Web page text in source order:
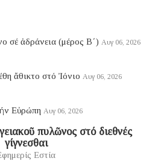
σέ ἀδράνεια (μέρος B΄) Αυγ 06, 2026
ἄθικτο στό Ἰόνιο Αυγ 06, 2026
Εὐρώπη Αυγ 06, 2026
πυλῶνος στό διεθνές
γίγνεσθαι
Εστία